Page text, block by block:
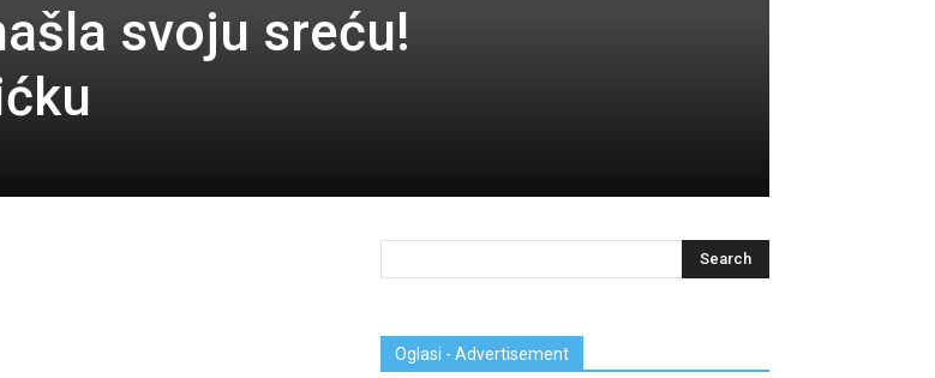
svoju sreću!
Oglasi - Advertisement